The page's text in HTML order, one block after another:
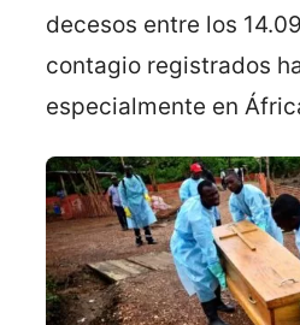
decesos entre los
contagio registrados
especialmente en